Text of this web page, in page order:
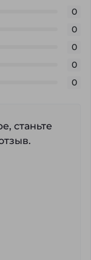
0
0
0
0
0
станьте